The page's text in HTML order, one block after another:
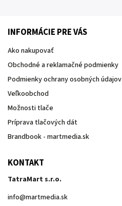
INFORMÁCIE PRE VÁS
Ako nakupovať
Obchodné a reklamačné podmienky
Podmienky ochrany osobných údajov
Veľkoobchod
Možnosti tlače
Príprava tlačových dát
Brandbook - martmedia.sk
KONTAKT
TatraMart s.r.o.
info@martmedia.sk